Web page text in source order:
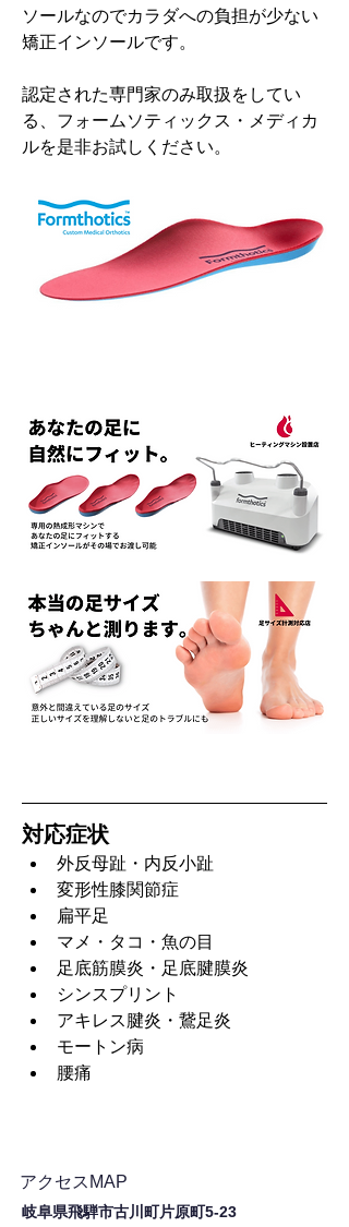
ソールなのでカラダへの負担が少ない
矯正インソールです。
認定された専門家のみ取扱をしてい
る、フォームソティックス・メディカ
ルを是非お試しください。
対応症状
外反母趾・内反小趾
変形性膝関節症
扁平足
マメ・タコ・魚の目
足底筋膜炎・足底腱膜炎
シンスプリント
アキレス腱炎・鵞足炎
モートン病
腰痛
アクセスMAP
岐阜県飛騨市古川町片原町5-23